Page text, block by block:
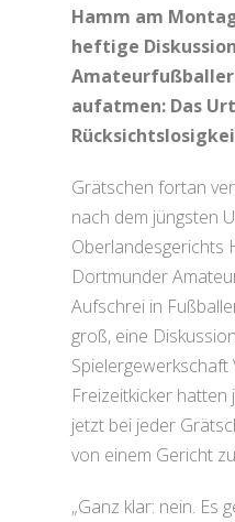
Hamm am
heftige
aufatmen: Das
Grätschen fortan
nach dem jüngsten
Oberlandesgerichts
Dortmunder
Aufschrei in
groß, eine
Spielergewerkschaft
Freizeitkicker hatten
jetzt bei jeder
von einem Gericht
„Ganz klar: nein. Es